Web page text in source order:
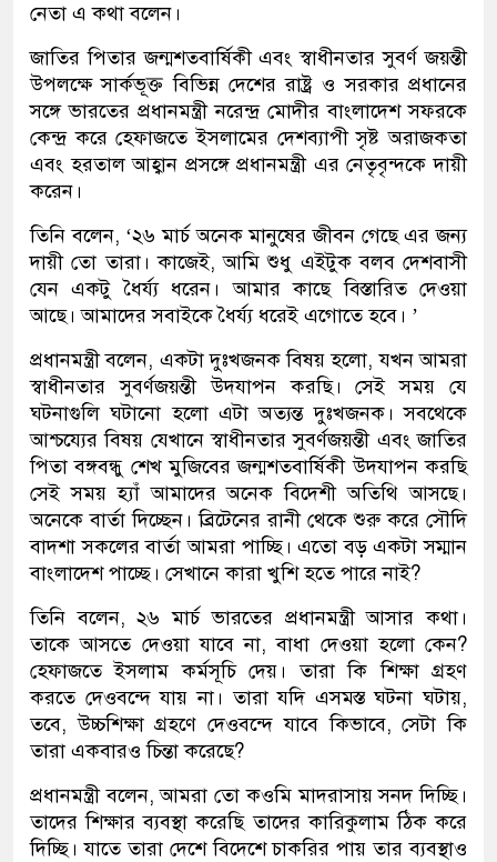
নেতা এ কথা বলেন।
জাতির পিতার জন্মশতবার্ষিকী এবং স্বাধীনতার সুবর্ণ জয়ন্তী
উপলক্ষে সার্কভূক্ত বিভিন্ন দেশের রাষ্ট্র ও সরকার প্রধানের
সঙ্গে ভারতের প্রধানমন্ত্রী নরেন্দ্র মোদীর বাংলাদেশ সফরকে
কেন্দ্র করে হেফাজতে ইসলামের দেশব্যাপী সৃষ্ট অরাজকতা
এবং হরতাল আহ্বান প্রসঙ্গে প্রধানমন্ত্রী এর নেতৃবৃন্দকে দায়ী
করেন।
তিনি বলেন, ‘২৬ মার্চ অনেক মানুষের জীবন গেছে এর জন্য
দায়ী তো তারা। কাজেই, আমি শুধু এইটুক বলব দেশবাসী
যেন একটু ধৈর্য্য ধরেন। আমার কাছে বিস্তারিত দেওয়া
আছে। আমাদের সবাইকে ধৈর্য্য ধরেই এগোতে হবে। ’
প্রধানমন্ত্রী বলেন, একটা দুঃখজনক বিষয় হলো, যখন আমরা
স্বাধীনতার সুবর্ণজয়ন্তী উদযাপন করছি। সেই সময় যে
ঘটনাগুলি ঘটানো হলো এটা অত্যন্ত দুঃখজনক। সবথেকে
আশ্চয্যের বিষয় যেখানে স্বাধীনতার সুবর্ণজয়ন্তী এবং জাতির
পিতা বঙ্গবন্ধু শেখ মুজিবের জন্মশতবার্ষিকী উদযাপন করছি
সেই সময় হ্যাঁ আমাদের অনেক বিদেশী অতিথি আসছে।
অনেকে বার্তা দিচ্ছেন। ব্রিটেনের রানী থেকে শুরু করে সৌদি
বাদশা সকলের বার্তা আমরা পাচ্ছি। এতো বড় একটা সম্মান
বাংলাদেশ পাচ্ছে। সেখানে কারা খুশি হতে পারে নাই?
তিনি বলেন, ২৬ মার্চ ভারতের প্রধানমন্ত্রী আসার কথা।
তাকে আসতে দেওয়া যাবে না, বাধা দেওয়া হলো কেন?
হেফাজতে ইসলাম কর্মসূচি দেয়। তারা কি শিক্ষা গ্রহণ
করতে দেওবন্দে যায় না। তারা যদি এসমস্ত ঘটনা ঘটায়,
তবে, উচ্চশিক্ষা গ্রহণে দেওবন্দে যাবে কিভাবে, সেটা কি
তারা একবারও চিন্তা করেছে?
প্রধানমন্ত্রী বলেন, আমরা তো কওমি মাদরাসায় সনদ দিচ্ছি।
তাদের শিক্ষার ব্যবস্থা করেছি তাদের কারিকুলাম ঠিক করে
দিচ্ছি। যাতে তারা দেশে বিদেশে চাকরির পায় তার ব্যবস্থাও